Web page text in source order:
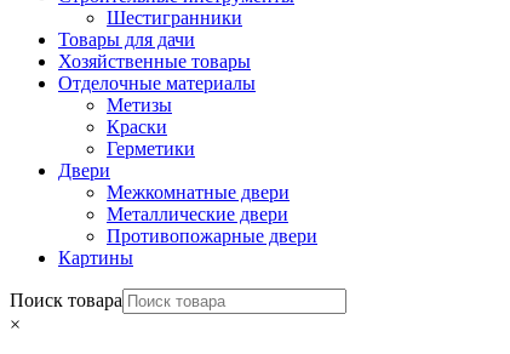
Шестигранники
Товары для дачи
Хозяйственные товары
Отделочные материалы
Метизы
Краски
Герметики
Двери
Межкомнатные двери
Металлические двери
Противопожарные двери
Картины
Поиск товара
×